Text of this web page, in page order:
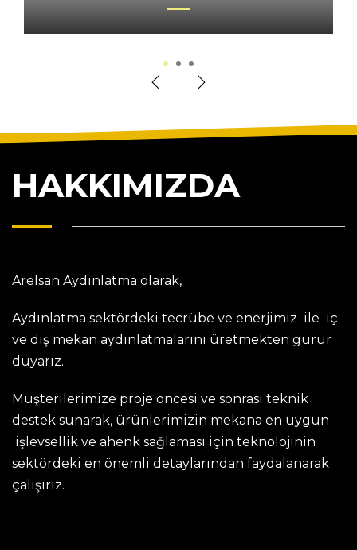
1 2
HAKKIMIZDA
Arelsan Aydınlatma olarak,
Aydınlatma sektördeki tecrübe ve enerjimiz ile iç
ve dış mekan aydınlatmalarını üretmekten gurur
duyarız.
Müşterilerimize proje öncesi ve sonrası teknik
destek sunarak, ürünlerimizin mekana en uygun
işlevsellik ve ahenk sağlaması için teknolojinin
sektördeki en önemli detaylarından faydalanarak
çalışırız.